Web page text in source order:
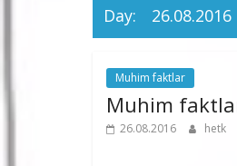
Day: 26.08.2016
Muhim faktlar
Muhim
26.08.2016 hetk